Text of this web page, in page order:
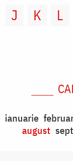
J
K L
ianuarie
august